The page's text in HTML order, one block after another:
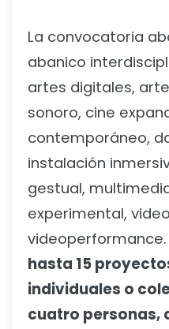
La convocatoria
abanico
artes digitales,
sonoro, cine
contemporáneo,
instalación
gestual,
experimental,
videoperformance.
hasta 15
individuales o
cuatro personas,